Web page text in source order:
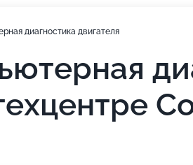
диагностика двигателя